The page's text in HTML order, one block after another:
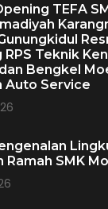
TEFA
RPS Teknik
Bengkel
Auto Service
Ramah SMK